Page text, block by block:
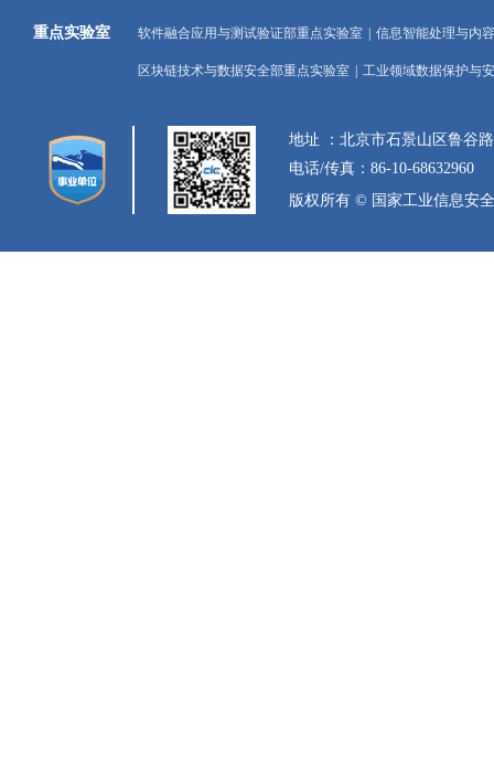
重点实验室 软件融合应用与测试验证部重点实验室 信息智能处理与内
区块链技术与数据安全部重点实验室 工业领域数据保护与
地址 ：北京市石景山区
电话/传真：86-10-68632960
版权所有 © 国家工业信息